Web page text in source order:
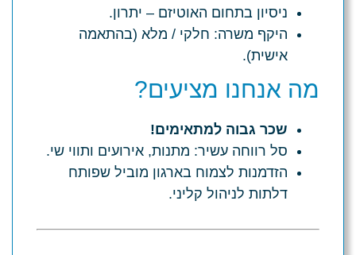
ניסיון בתחום האוטיזם – יתרון.
היקף משרה: חלקי / מלא (בהתאמה
אישית).
מה אנחנו מציעים?
שכר גבוה למתאימים!
סל רווחה עשיר: מתנות, אירועים ותווי שי.
הזדמנות לצמוח בארגון מוביל שפותח
דלתות לניהול קליני.